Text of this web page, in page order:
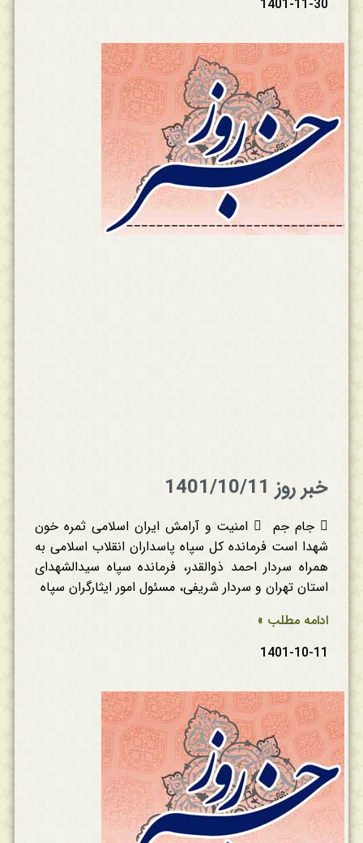
1401-11-30
خبر روز 1401/10/11
 جام جم  امنیت و آرامش ایران اسلامی ثمره خون
شهدا است فرمانده کل سپاه پاسداران انقلاب اسلامی به
همراه سردار احمد ذوالقدر، فرمانده سپاه سیدالشهدای
استان تهران و سردار شریفی، مسئول امور ایثارگران سپاه
ادامه مطلب »
1401-10-11